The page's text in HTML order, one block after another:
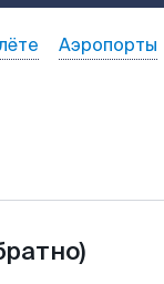
Аэропорты